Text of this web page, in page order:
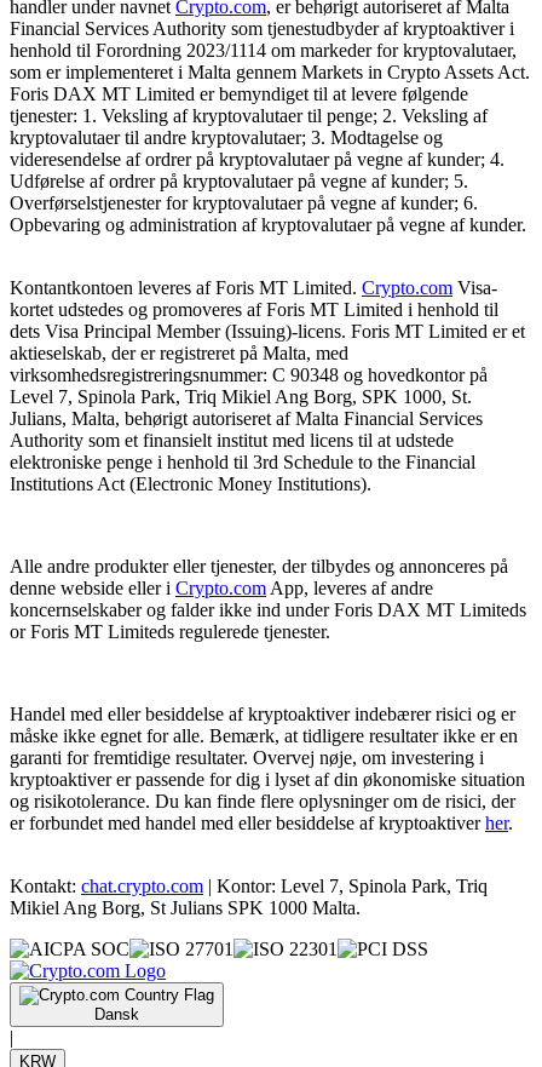
handler under navnet Crypto.com, er behørigt autoriseret af Malta
Financial Services Authority som tjenestudbyder af kryptoaktiver i
henhold til Forordning 2023/1114 om markeder for kryptovalutaer,
som er implementeret i Malta gennem Markets in Crypto Assets Act.
Foris DAX MT Limited er bemyndiget til at levere følgende
tjenester: 1. Veksling af kryptovalutaer til penge; 2. Veksling af
kryptovalutaer til andre kryptovalutaer; 3. Modtagelse og
videresendelse af ordrer på kryptovalutaer på vegne af kunder; 4.
Udførelse af ordrer på kryptovalutaer på vegne af kunder; 5.
Overførselstjenester for kryptovalutaer på vegne af kunder; 6.
Opbevaring og administration af kryptovalutaer på vegne af kunder.
Kontantkontoen leveres af Foris MT Limited. Crypto.com Visa-
kortet udstedes og promoveres af Foris MT Limited i henhold til
dets Visa Principal Member (Issuing)-licens. Foris MT Limited er et
aktieselskab, der er registreret på Malta, med
virksomhedsregistreringsnummer: C 90348 og hovedkontor på
Level 7, Spinola Park, Triq Mikiel Ang Borg, SPK 1000, St.
Julians, Malta, behørigt autoriseret af Malta Financial Services
Authority som et finansielt institut med licens til at udstede
elektroniske penge i henhold til 3rd Schedule to the Financial
Institutions Act (Electronic Money Institutions).
Alle andre produkter eller tjenester, der tilbydes og annonceres på
denne webside eller i Crypto.com App, leveres af andre
koncernselskaber og falder ikke ind under Foris DAX MT Limiteds
or Foris MT Limiteds regulerede tjenester.
Handel med eller besiddelse af kryptoaktiver indebærer risici og er
måske ikke egnet for alle. Bemærk, at tidligere resultater ikke er en
garanti for fremtidige resultater. Overvej nøje, om investering i
kryptoaktiver er passende for dig i lyset af din økonomiske situation
og risikotolerance. Du kan finde flere oplysninger om de risici, der
er forbundet med handel med eller besiddelse af kryptoaktiverher.
Kontakt: chat.crypto.com | Kontor: Level 7, Spinola Park, Triq
Mikiel Ang Borg, St Julians SPK 1000 Malta.
Dansk
|
KRW